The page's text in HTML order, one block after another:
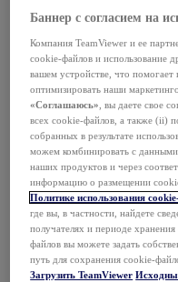
Microsoft Intune
ServiceNow
Freshworks
Jira
Salesforce
Slack
Microsoft Teams
Просмотреть все
Платформа ONE
Баннер с согласием на
Компания TeamViewer и ее
cookie-файлов и использование
вашем устройстве, что помогает
оптимизировать наши
«Соглашаюсь», вы даете свое
всех cookie-файлов, а также (ii)
собранных в результате
можем комбинировать с
наших продуктов и через
информацию о размещении
Политике использования
где вы, в частности, найдете
получателях и периоде
файлов вы можете задать
путь для сохранения cookie-
Загрузить TeamViewer